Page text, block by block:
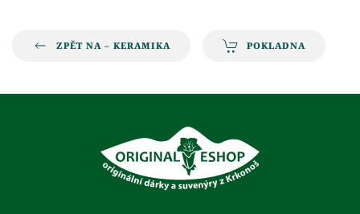
ZPĚT NA – KERAMIKA POKLADNA